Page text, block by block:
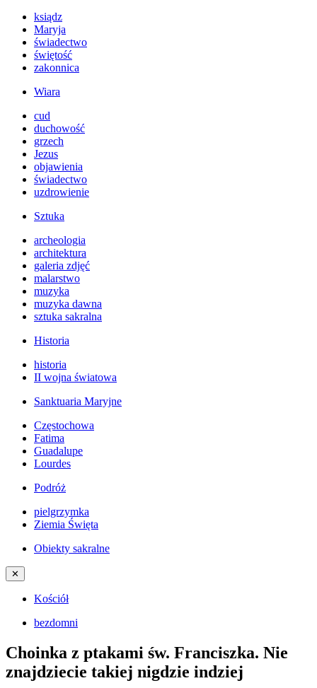
ksiądz
Maryja
świadectwo
świętość
zakonnica
Wiara
cud
duchowość
grzech
Jezus
objawienia
świadectwo
uzdrowienie
Sztuka
archeologia
architektura
galeria zdjęć
malarstwo
muzyka
muzyka dawna
sztuka sakralna
Historia
historia
II wojna światowa
Sanktuaria Maryjne
Częstochowa
Fatima
Guadalupe
Lourdes
Podróż
pielgrzymka
Ziemia Święta
Obiekty sakralne
✕
Kościół
bezdomni
Choinka z ptakami św. Franciszka. Nie
znajdziecie takiej nigdzie indziej